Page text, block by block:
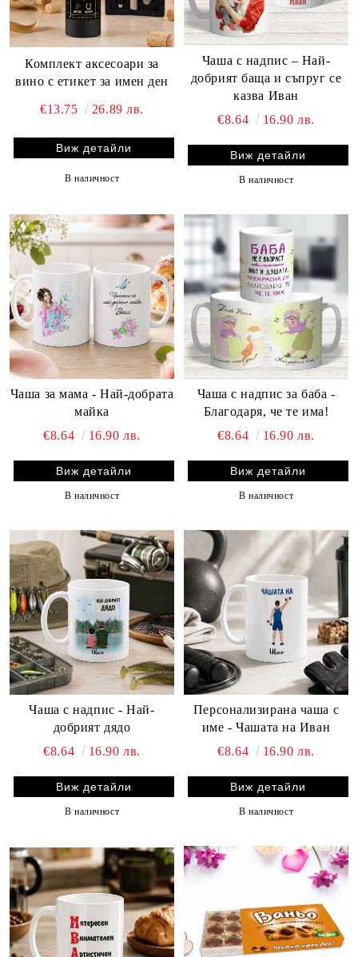
Комплект аксесоари за
вино с етикет за имен ден
€13.75 26.89 лв.
Виж детайли
В наличност
Чаша с надпис – Най-
добрият баща и съпруг се
казва Иван
€8.64
16.90 лв.
Виж детайли
В наличност
Чаша за мама - Най-добрата
майка
€8.64
16.90 лв.
Виж детайли
В наличност
Чаша с надпис за баба -
Благодаря, че те има!
€8.64
16.90 лв.
Виж детайли
В наличност
Чаша с надпис - Най-
добрият дядо
€8.64
16.90 лв.
Виж детайли
В наличност
Персонализирана чаша с
име - Чашата на Иван
€8.64
16.90 лв.
Виж детайли
В наличност